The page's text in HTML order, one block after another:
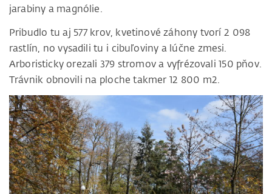
jarabiny a magnólie.
Pribudlo tu aj 577 krov, kvetinové záhony tvorí 2 098
rastlín, no vysadili tu i cibuľoviny a lúčne zmesi.
Arboristicky orezali 379 stromov a vyfrézovali 150 pňov.
Trávnik obnovili na ploche takmer 12 800 m2.